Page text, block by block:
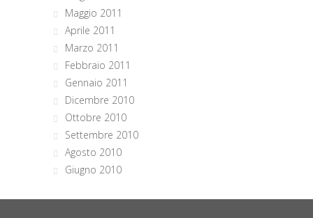
Maggio 2011
Aprile 2011
Marzo 2011
Febbraio 2011
Gennaio 2011
Dicembre 2010
Ottobre 2010
Settembre 2010
Agosto 2010
Giugno 2010